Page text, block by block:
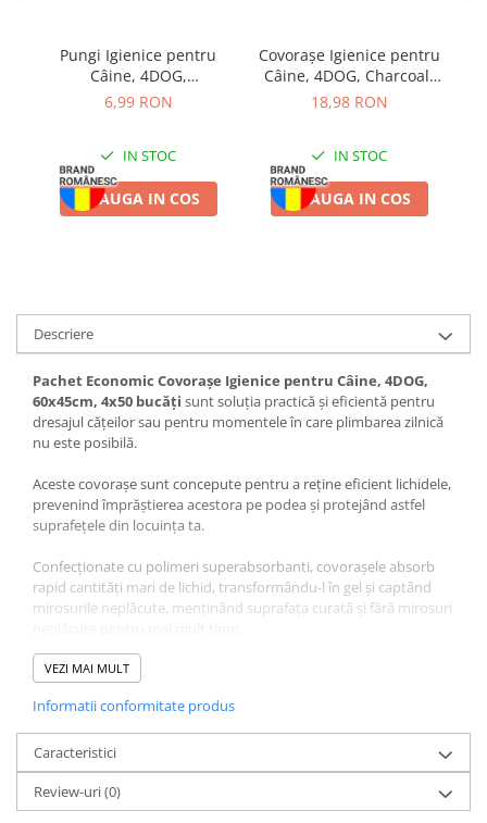
Pungi Igienice pentru
Câine, 4DOG,
Biodegradabile, 3 bucăți
6,99 RON
IN STOC
ADAUGA IN COS
Covorașe Igienice pentru
Câine, 4DOG, Charcoal,
60x60cm, 10 bucăți
18,98 RON
IN STOC
ADAUGA IN COS
Descriere
Pachet Economic Covorașe Igienice pentru Câine, 4DOG,
60x45cm, 4x50 bucăți sunt soluția practică și eficientă pentru
dresajul cățeilor sau pentru momentele în care plimbarea zilnică
nu este posibilă.
Aceste covorașe sunt concepute pentru a reține eficient lichidele,
prevenind împrăștierea acestora pe podea și protejând astfel
suprafețele din locuința ta.
Confecționate cu polimeri superabsorbanti, covorașele absorb
rapid cantități mari de lichid, transformându-l în gel și captând
mirosurile neplăcute, menținând suprafața curată și fără mirosuri
Designul inteligent permite fixarea ușoară pe orice tip de
mochetă sau parchet. Benzile adezive din colțuri asigură o
prindere stabilă, evitând deplasarea covorașului în timpul
utilizării.
Cu dimensiuni practice de 60x45 cm, aceste covorașe sunt ideale
atât pentru cățeii în proces de dresaj, cât și pentru animalele de
VEZI MAI MULT
Informatii conformitate produs
Caracteristici
Review-uri(0)